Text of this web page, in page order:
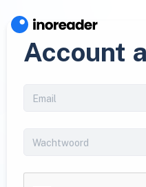
Account